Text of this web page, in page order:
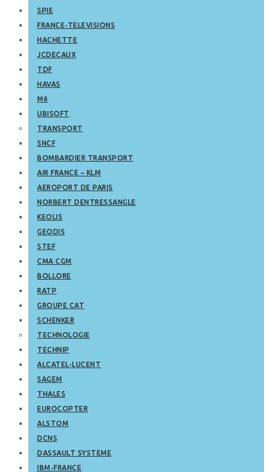
SPIE
FRANCE-TELEVISIONS
HACHETTE
JCDECAUX
TDF
HAVAS
M6
UBISOFT
TRANSPORT
SNCF
BOMBARDIER TRANSPORT
AIR FRANCE – KLM
AEROPORT DE PARIS
NORBERT DENTRESSANGLE
KEOLIS
GEODIS
STEF
CMA CGM
BOLLORE
RATP
GROUPE CAT
SCHENKER
TECHNOLOGIE
TECHNIP
ALCATEL-LUCENT
SAGEM
THALES
EUROCOPTER
ALSTOM
DCNS
DASSAULT SYSTEME
IBM-FRANCE